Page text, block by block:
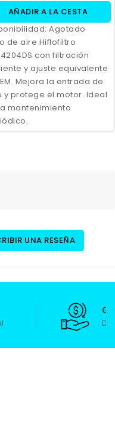
AÑADIR A LA CESTA
Agotado
de aire Hiflofiltro
con filtración
y ajuste equivalente
Mejora la entrada de
y protege el motor. Ideal
mantenimiento
UNA RESEÑA